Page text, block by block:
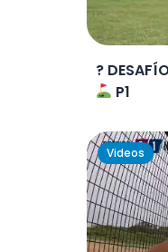
?
P1
Videos